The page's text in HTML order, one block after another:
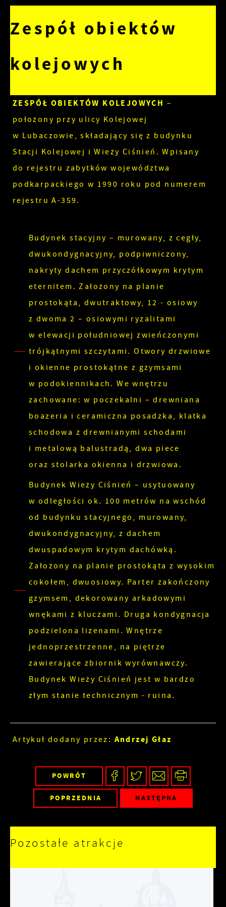
Zespół obiektów
kolejowych
ZESPÓŁ OBIEKTÓW KOLEJOWYCH –
położony przy ulicy Kolejowej
w Lubaczowie, składający się z budynku
Stacji Kolejowej i Wieży Ciśnień. Wpisany
do rejestru zabytków województwa
podkarpackiego w 1990 roku pod numerem
rejestru A-359.
Budynek stacyjny – murowany, z cegły,
dwukondygnacyjny, podpiwniczony,
nakryty dachem przyczółkowym krytym
eternitem. Założony na planie
prostokąta, dwutraktowy, 12 - osiowy
z dwoma 2 – osiowymi ryzalitami
w elewacji południowej zwieńczonymi
trójkątnymi szczytami. Otwory drzwiowe
i okienne prostokątne z gzymsami
w podokiennikach. We wnętrzu
zachowane: w poczekalni – drewniana
boazeria i ceramiczna posadzka, klatka
schodowa z drewnianymi schodami
i metalową balustradą, dwa piece
oraz stolarka okienna i drzwiowa.
Budynek Wieży Ciśnień – usytuowany
w odległości ok. 100 metrów na wschód
od budynku stacyjnego, murowany,
dwukondygnacyjny, z dachem
dwuspadowym krytym dachówką.
Założony na planie prostokąta z wysokim
cokołem, dwuosiowy. Parter zakończony
gzymsem, dekorowany arkadowymi
wnękami z kluczami. Druga kondygnacja
podzielona lizenami. Wnętrze
jednoprzestrzenne, na piętrze
zawierające zbiornik wyrównawczy.
Budynek Wieży Ciśnień jest w bardzo
złym stanie technicznym - ruina.
Artykuł dodany przez: Andrzej Głaz
POWRÓT
POPRZEDNIA NASTĘPNA
Pozostałe atrakcje